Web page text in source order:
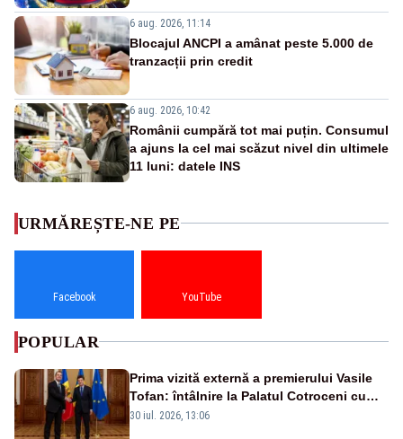
6 aug. 2026, 11:14
Blocajul ANCPI a amânat peste 5.000 de
tranzacții prin credit
6 aug. 2026, 10:42
Românii cumpără tot mai puțin. Consumul
a ajuns la cel mai scăzut nivel din ultimele
11 luni: datele INS
URMĂREȘTE-NE PE
Facebook YouTube
POPULAR
Prima vizită externă a premierului Vasile
Tofan: întâlnire la Palatul Cotroceni cu
președintele Nicușor Dan
30 iul. 2026, 13:06